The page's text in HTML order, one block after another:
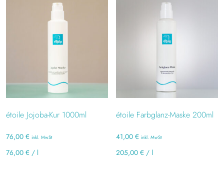
étoile Jojoba-Kur 1000ml
76,00 € inkl. MwSt
76,00 € / l
étoile Farbglanz-Maske 200ml
41,00€ inkl. MwSt
205,00€ / l